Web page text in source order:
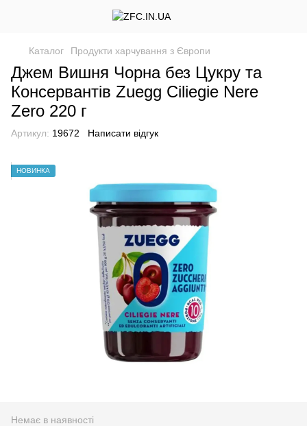
Каталог Продукти харчування з Європи
Джем Вишня Чорна без Цукру та
Консервантів Zuegg Ciliegie Nere
Zero 220 г
Артикул: 19672 Написати відгук
НОВИНКА
Немає в наявності